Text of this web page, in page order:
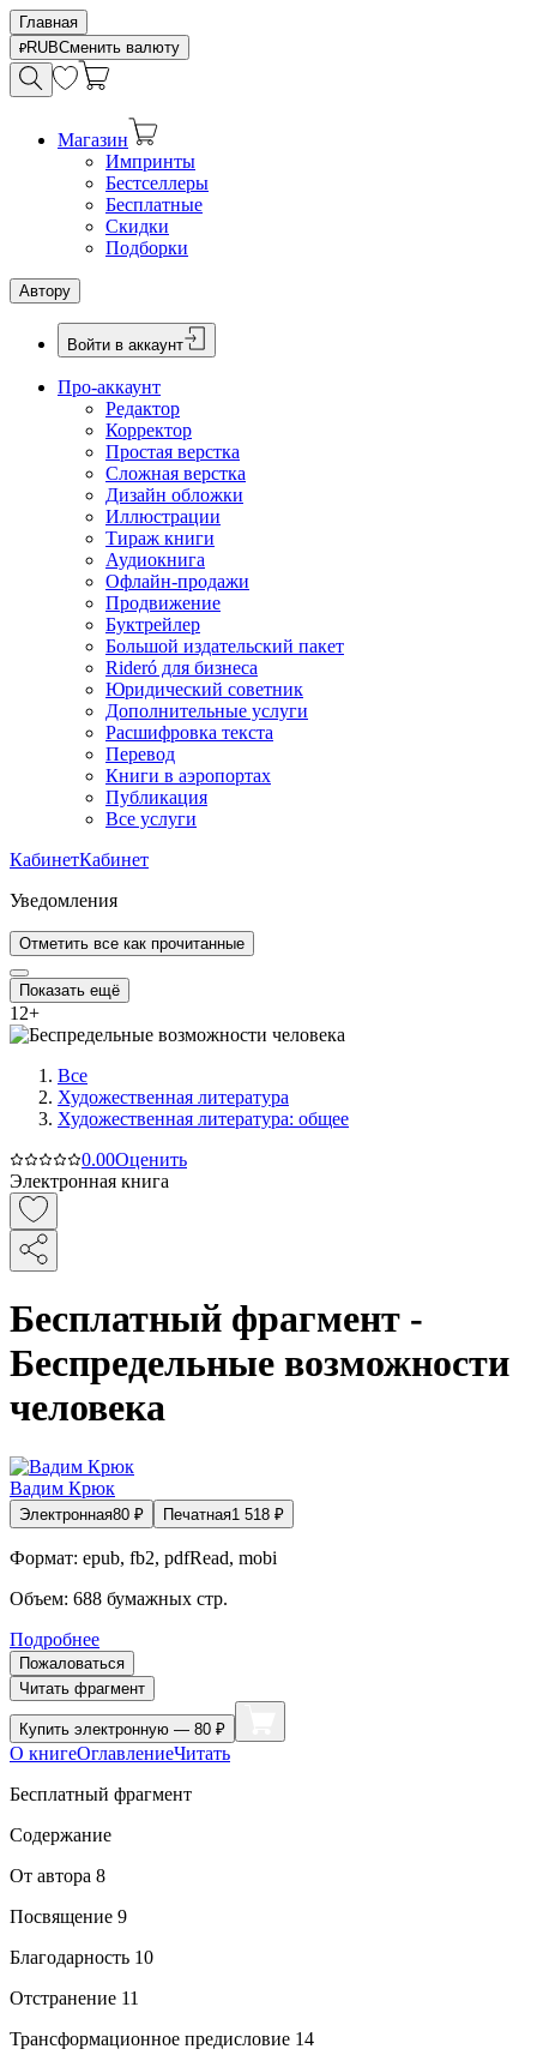
Главная
RUBСменить валюту
Магазин
Импринты
Бестселлеры
Бесплатные
Скидки
Подборки
Автору
Войти в аккаунт
Про-аккаунт
Редактор
Корректор
Простая верстка
Сложная верстка
Дизайн обложки
Иллюстрации
Тираж книги
Аудиокнига
Офлайн-продажи
Продвижение
Буктрейлер
Большой издательский пакет
Rideró для бизнеса
Юридический советник
Дополнительные услуги
Расшифровка текста
Перевод
Книги в аэропортах
Публикация
Все услуги
КабинетКабинет
Уведомления
Отметить все как прочитанные
Показать ещё
12+
Все
Художественная литература
Художественная литература: общее
0.00Оценить
Электронная книга
Бесплатный фрагмент -
Беспредельные возможности
человека
Вадим Крюк
Электронная80 ₽ Печатная1 518 ₽
Формат: epub, fb2, pdfRead, mobi
Объем: 688 бумажных стр.
Подробнее
Пожаловаться
Читать фрагмент
Купить электронную — 80 ₽
О книгеОглавлениеЧитать
Бесплатный фрагмент
Содержание
От автора 8
Посвящение 9
Благодарность 10
Отстранение 11
Трансформационное предисловие 14